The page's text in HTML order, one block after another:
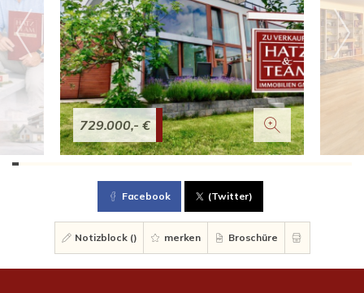
729.000,- €
Facebook (Twitter)
Notizblock () merken Broschüre